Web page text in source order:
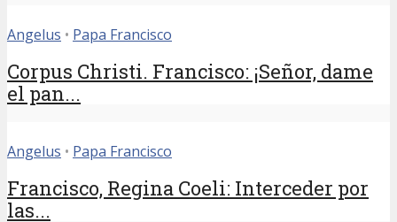
Angelus • Papa Francisco
Corpus Christi. Francisco: ¡Señor, dame
el pan...
Angelus • Papa Francisco
Francisco, Regina Coeli: Interceder por
las...